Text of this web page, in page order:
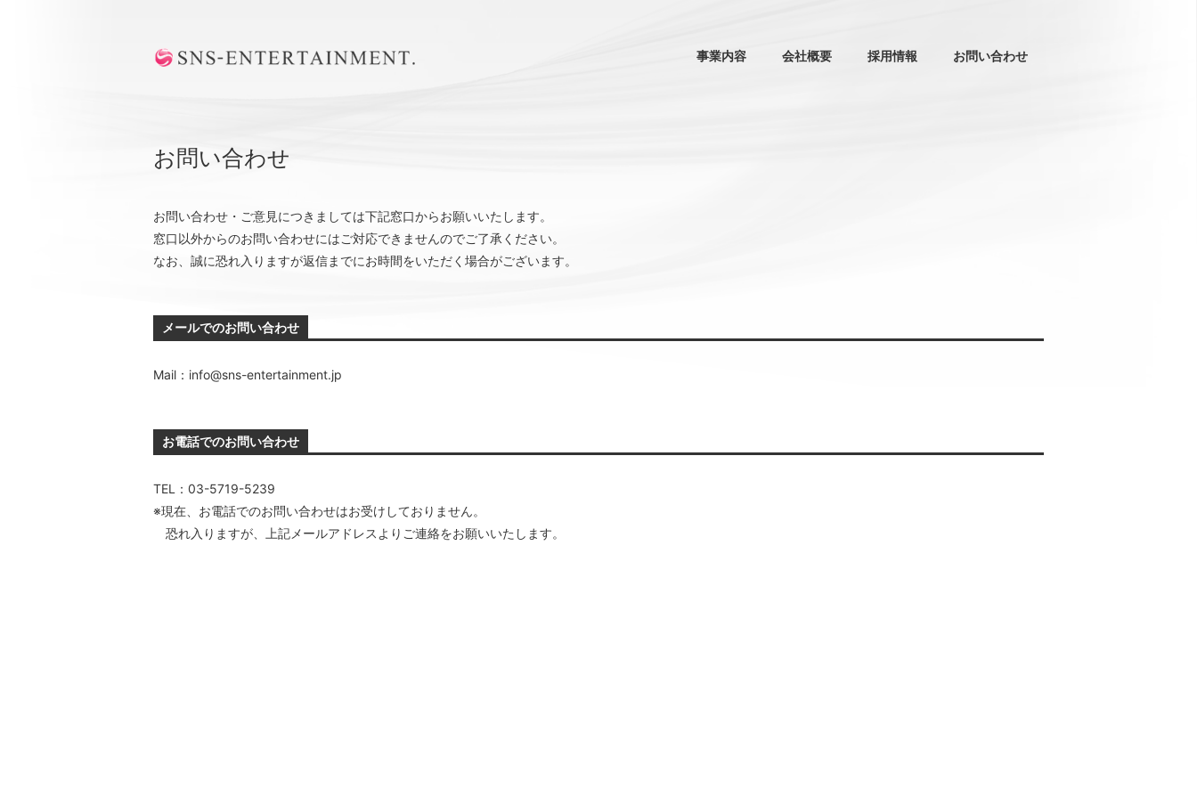
事業内容 会社概要 採用情報 お問い合わせ
お問い合わせ
お問い合わせ・ご意見につきましては下記窓口からお願いいたします。
窓口以外からのお問い合わせにはご対応できませんのでご了承ください。
なお、誠に恐れ入りますが返信までにお時間をいただく場合がございます。
メールでのお問い合わせ
Mail：info@sns-entertainment.jp
お電話でのお問い合わせ
TEL：03-5719-5239
※現在、お電話でのお問い合わせはお受けしておりません。
恐れ入りますが、上記メールアドレスよりご連絡をお願いいたします。